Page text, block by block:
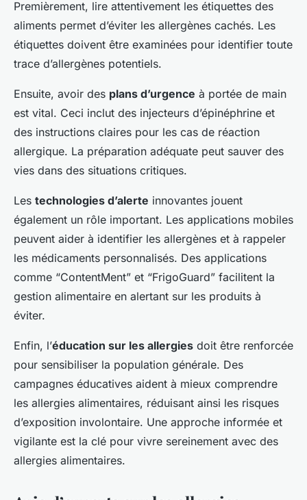
Premièrement, lire attentivement les étiquettes des
aliments permet d’éviter les allergènes cachés. Les
étiquettes doivent être examinées pour identifier toute
trace d’allergènes potentiels.
Ensuite, avoir des plans d’urgence à portée de main
est vital. Ceci inclut des injecteurs d’épinéphrine et
des instructions claires pour les cas de réaction
allergique. La préparation adéquate peut sauver des
vies dans des situations critiques.
Les technologies d’alerte innovantes jouent
également un rôle important. Les applications mobiles
peuvent aider à identifier les allergènes et à rappeler
les médicaments personnalisés. Des applications
comme “ContentMent” et “FrigoGuard” facilitent la
gestion alimentaire en alertant sur les produits à
éviter.
Enfin, l’éducation sur les allergies doit être renforcée
pour sensibiliser la population générale. Des
campagnes éducatives aident à mieux comprendre
les allergies alimentaires, réduisant ainsi les risques
d’exposition involontaire. Une approche informée et
vigilante est la clé pour vivre sereinement avec des
allergies alimentaires.